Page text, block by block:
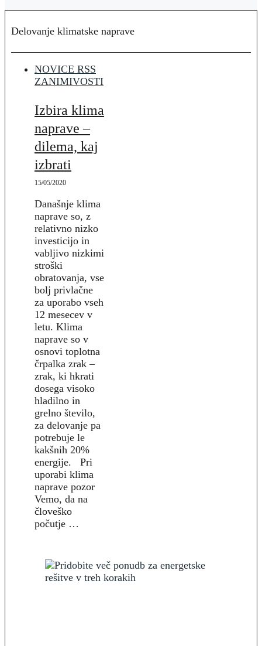
Delovanje klimatske naprave
NOVICE RSS
ZANIMIVOSTI
Izbira klima
naprave –
dilema, kaj
izbrati
15/05/2020
Današnje klima
naprave so, z
relativno nizko
investicijo in
vabljivo nizkimi
stroški
obratovanja, vse
bolj privlačne
za uporabo vseh
12 mesecev v
letu. Klima
naprave so v
osnovi toplotna
črpalka zrak –
zrak, ki hkrati
dosega visoko
hladilno in
grelno število,
za delovanje pa
potrebuje le
kakšnih 20%
energije. Pri
uporabi klima
naprave pozor
Vemo, da na
človeško
počutje …